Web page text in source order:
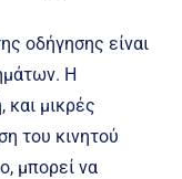
οδήγησης είναι
Η
μικρές
του κινητού
μπορεί να